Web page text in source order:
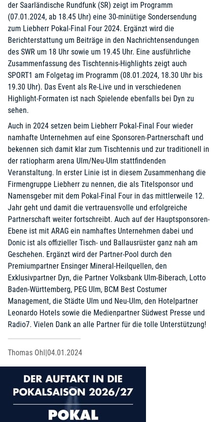
der Saarländische Rundfunk (SR) zeigt im Programm
(07.01.2024, ab 18.45 Uhr) eine 30-minütige Sondersendung
zum Liebherr Pokal-Final Four 2024. Ergänzt wird die
Berichterstattung um Beiträge in den Nachrichtensendungen
des SWR um 18 Uhr sowie um 19.45 Uhr. Eine ausführliche
Zusammenfassung des Tischtennis-Highlights zeigt auch
SPORT1 am Folgetag im Programm (08.01.2024, 18.30 Uhr bis
19.30 Uhr). Das Event als Re-Live und in verschiedenen
Highlight-Formaten ist nach Spielende ebenfalls bei Dyn zu
sehen.
Auch in 2024 setzen beim Liebherr Pokal-Final Four wieder
namhafte Unternehmen auf eine Sponsoren-Partnerschaft und
bekennen sich damit klar zum Tischtennis und zur traditionell in
der ratiopharm arena Ulm/Neu-Ulm stattfindenden
Veranstaltung. In erster Linie ist in diesem Zusammenhang die
Firmengruppe Liebherr zu nennen, die als Titelsponsor und
Namensgeber mit dem Pokal-Final Four in das mittlerweile 12.
Jahr geht und damit die vertrauensvolle und erfolgreiche
Partnerschaft weiter fortschreibt. Auch auf der Hauptsponsoren-
Ebene ist mit ARAG ein namhaftes Unternehmen dabei und
Donic ist als offizieller Tisch- und Ballausrüster ganz nah am
Geschehen. Ergänzt wird der Partner-Pool durch den
Premiumpartner Ensinger Mineral-Heilquellen, den
Exklusivpartner Dyn, die Partner Volksbank Ulm-Biberach, Lotto
Baden-Württemberg, PEG Ulm, BCM Best Costumer
Management, die Städte Ulm und Neu-Ulm, den Hotelpartner
Leonardo Hotels sowie die Medienpartner Südwest Presse und
Radio7. Vielen Dank an alle Partner für die tolle Unterstützung!
Thomas Ohl 04.01.2024